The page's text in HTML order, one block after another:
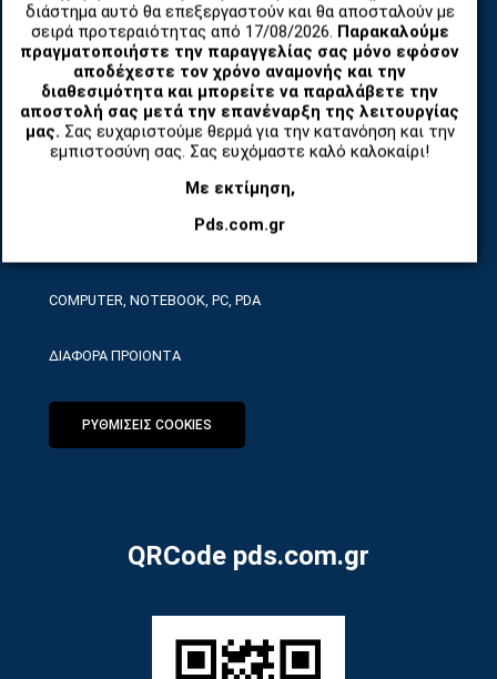
διάστημα αυτό θα επεξεργαστούν και θα αποσταλούν με
σειρά προτεραιότητας από 17/08/2026. Παρακαλούμε
πραγματοποιήστε την παραγγελίας σας μόνο εφόσον
αποδέχεστε τον χρόνο αναμονής και την
διαθεσιμότητα και μπορείτε να παραλάβετε την
αποστολή σας μετά την επανέναρξη της λειτουργίας
μας. Σας ευχαριστούμε θερμά για την κατανόηση και την
εμπιστοσύνη σας. Σας ευχόμαστε καλό καλοκαίρι!
Με εκτίμηση,
Pds.com.gr
ΑΝΤΑΛΛΑΚΤΙΚΑ ΚΑΙ ΑΞΕΣΟΥΑΡ ΚΙΝΗΤΩΝ ΤΗΛΕΦΩΝΩΝ
TABLET
ΤΗΛΕΠΙΚΟΙΝΩΝΙΕΣ, ΑΣΥΡΜΑΤΑ, FCT
COMPUTER, NOTEBOOK, PC, PDA
ΔΙΑΦΟΡΑ ΠΡΟΙΟΝΤΑ
ΡΥΘΜΙΣΕΙΣ COOKIES
QRCode pds.com.gr